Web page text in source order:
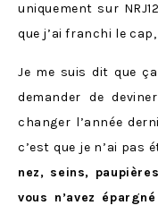
uniquement sur
que j’ai franchi le
Je me suis dit que
demander de
changer l’année
c’est que je n’ai pas
nez, seins,
vous n’avez